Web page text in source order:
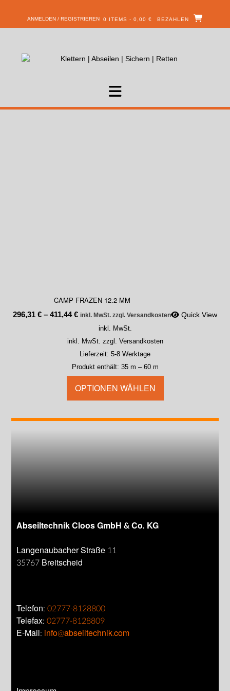
ANMELDEN / REGISTRIEREN 0 ITEMS - 0,00 € BEZAHLEN
CAMP FRAZEN 12.2 MM
296,31 € – 411,44€ inkl. MwSt. zzgl. Versandkosten Quick View
inkl. MwSt.
inkl. MwSt. zzgl. Versandkosten
Lieferzeit: 5-8 Werktage
Produkt enthält: 35 m – 60 m
OPTIONEN WÄHLEN
Abseiltechnik Cloos GmbH & Co. KG
Langenaubacher Straße 11
35767 Breitscheid
Telefon:02777-8128800
Telefax:02777-8128809
E-Mail: info@abseiltechnik.com